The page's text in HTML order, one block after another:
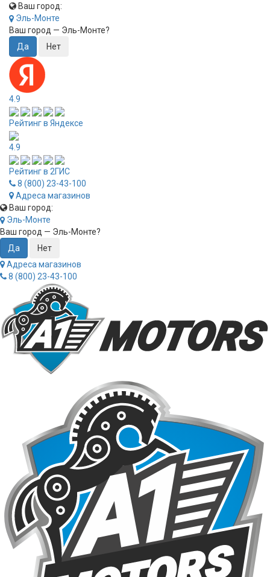
Ваш город:
Эль-Монте
Ваш город — Эль-Монте?
4.9
Рейтинг в Яндексе
4.9
Рейтинг в 2ГИС
8 (800) 23-43-100
Адреса магазинов
Ваш город:
Эль-Монте
Ваш город — Эль-Монте?
Адреса магазинов
8 (800) 23-43-100